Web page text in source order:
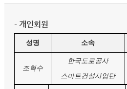
- 개인회원
성명 소속
조혁수
한국도로공사
스마트건설사업단